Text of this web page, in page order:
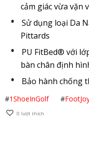
cảm giác vừa vặn
Sử dụng loại Da
Pittards
PU FitBed® với
bàn chân định
Bảo hành chống
#1ShoeInGolf #
0 lượt thích